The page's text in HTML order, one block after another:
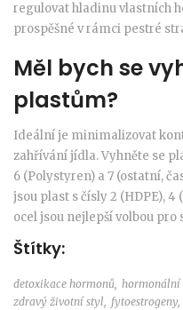
regulovat hladinu vlastních
prospěšné v rámci pestré
Měl bych se
plastům?
Ideální je minimalizovat
zahřívání jídla. Vyhněte se
6 (Polystyren) a 7 (ostatní,
jsou plast s čísly 2 (HDPE), 4
ocel jsou nejlepší volbou
Štítky:
detoxikace hormonů, hormonální
zdravý životní styl, fytoestrogeny,